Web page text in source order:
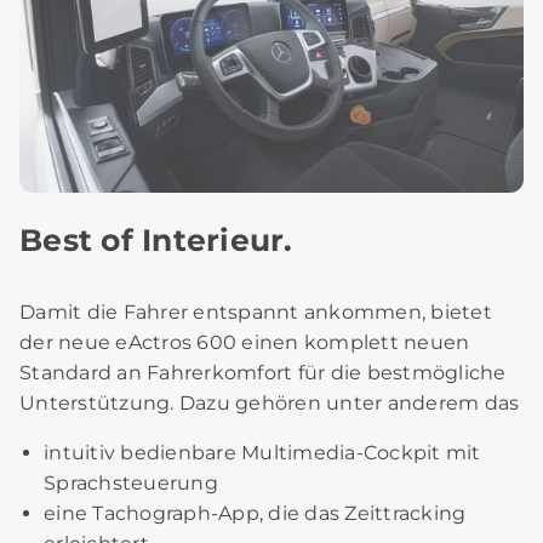
Best of Interieur.
Damit die Fahrer entspannt ankommen, bietet
der neue eActros 600 einen komplett neuen
Standard an Fahrerkomfort für die bestmögliche
Unterstützung. Dazu gehören unter anderem das
intuitiv bedienbare Multimedia-Cockpit mit
Sprachsteuerung
eine Tachograph-App, die das Zeittracking